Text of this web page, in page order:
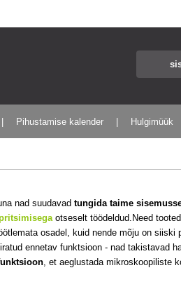
Pihustamise kalender Hulgimüük
nad suudavadtungida taime
otseselt töödeldud.Need
osadel, kuid nende mõju on siiski
ennetav funktsioon - nad takistavad
, et aeglustada mikroskoopiliste